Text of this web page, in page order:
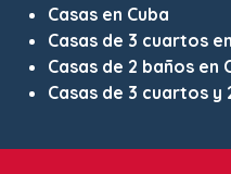
Casas en Cuba
Casas de 3 cuartos
Casas de 2 baños en
Casas de 3 cuartos y